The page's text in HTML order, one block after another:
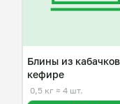
Блины из
кефире
0,5 кг ≈ 4 шт.